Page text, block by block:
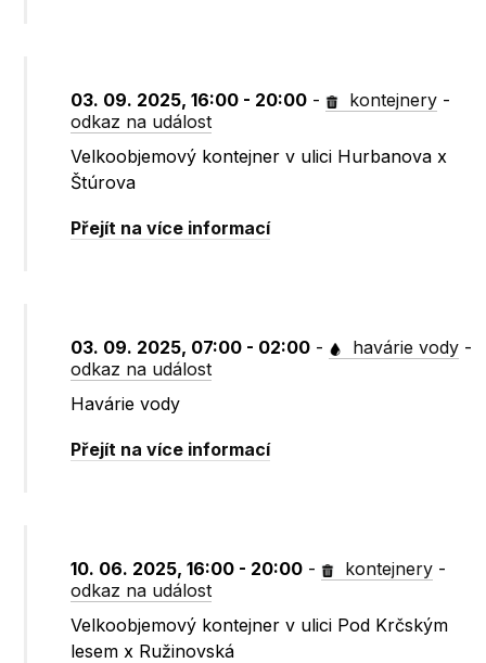
03. 09. 2025, 16:00 - 20:00 - kontejnery -
odkaz na událost
Velkoobjemový kontejner v ulici Hurbanova x
Štúrova
Přejít na více informací
03. 09. 2025, 07:00 - 02:00 - havárie vody -
odkaz na událost
Havárie vody
Přejít na více informací
10. 06. 2025, 16:00 - 20:00 - kontejnery -
odkaz na událost
Velkoobjemový kontejner v ulici Pod Krčským
lesem x Ružinovská